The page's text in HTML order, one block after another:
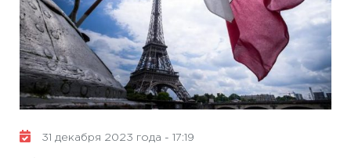
31 декабря 2023 года - 17:19